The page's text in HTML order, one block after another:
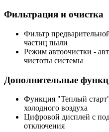
Фильтрация и очистка
Фильтр
частиц пыли
Режим автоочистки -
чистоты системы
Дополнительные
Функция "Теплый
холодного воздуха
Цифровой дисплей с
отключения